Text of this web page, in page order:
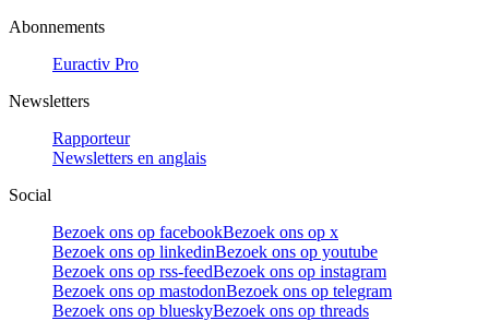
Abonnements
Euractiv Pro
Newsletters
Rapporteur
Newsletters en anglais
Social
Bezoek ons op facebookBezoek ons op x
Bezoek ons op linkedinBezoek ons op youtube
Bezoek ons op rss-feedBezoek ons op instagram
Bezoek ons op mastodonBezoek ons op telegram
Bezoek ons op blueskyBezoek ons op threads